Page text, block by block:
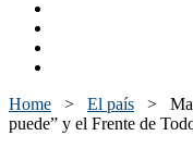
Home > El país >
puede” y el Frente de